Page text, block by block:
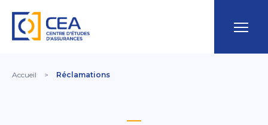
Accueil > Réclamations